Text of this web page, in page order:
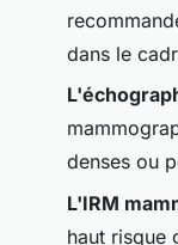
dans le
denses ou
L'IRM
haut risque